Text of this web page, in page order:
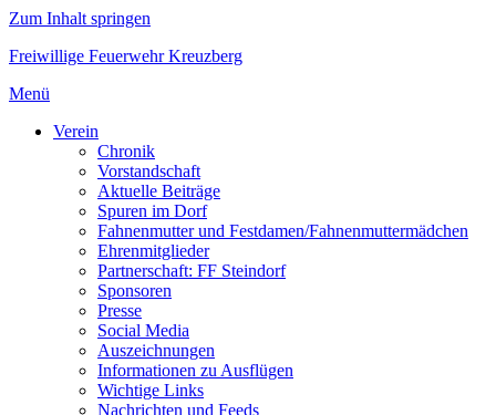
Zum Inhalt springen
Freiwillige Feuerwehr Kreuzberg
Menü
Verein
Chronik
Vorstandschaft
Aktuelle Beiträge
Spuren im Dorf
Fahnenmutter und Festdamen/Fahnenmuttermädchen
Ehrenmitglieder
Partnerschaft: FF Steindorf
Sponsoren
Presse
Social Media
Auszeichnungen
Informationen zu Ausflügen
Wichtige Links
Nachrichten und Feeds